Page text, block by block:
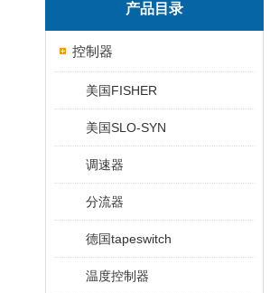
产品目录
控制器
美国FISHER
美国SLO-SYN
调速器
分流器
德国tapeswitch
温度控制器